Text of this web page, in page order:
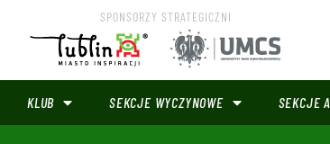
SPONSORZY STRATEGICZNI
KLUB SEKCJE WYCZYNOWE SEKCJE